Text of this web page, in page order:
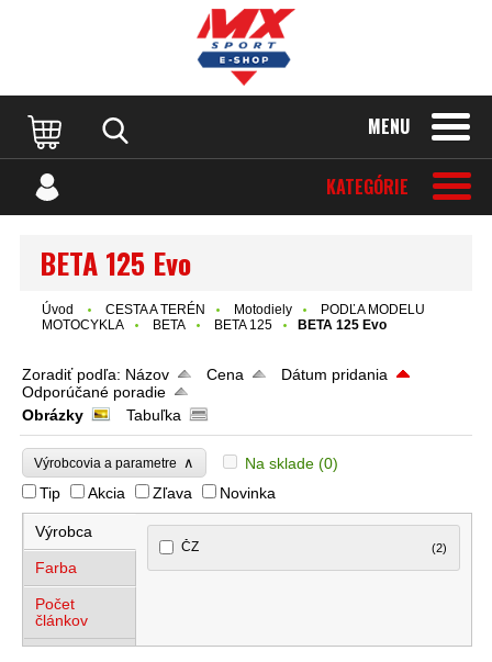
MENU
KATEGÓRIE
BETA 125 Evo
Úvod CESTA A TERÉN Motodiely
PODĽA MODELU
MOTOCYKLA
BETA BETA 125 BETA 125 Evo
Zoradiť podľa: Názov Cena
Dátum pridania
Odporúčané poradie
Obrázky
Tabuľka
Výrobcovia a parametre ∧ Na sklade (0)
Tip
Akcia Zľava Novinka
Výrobca
Farba
Počet
článkov
ČZ (2)